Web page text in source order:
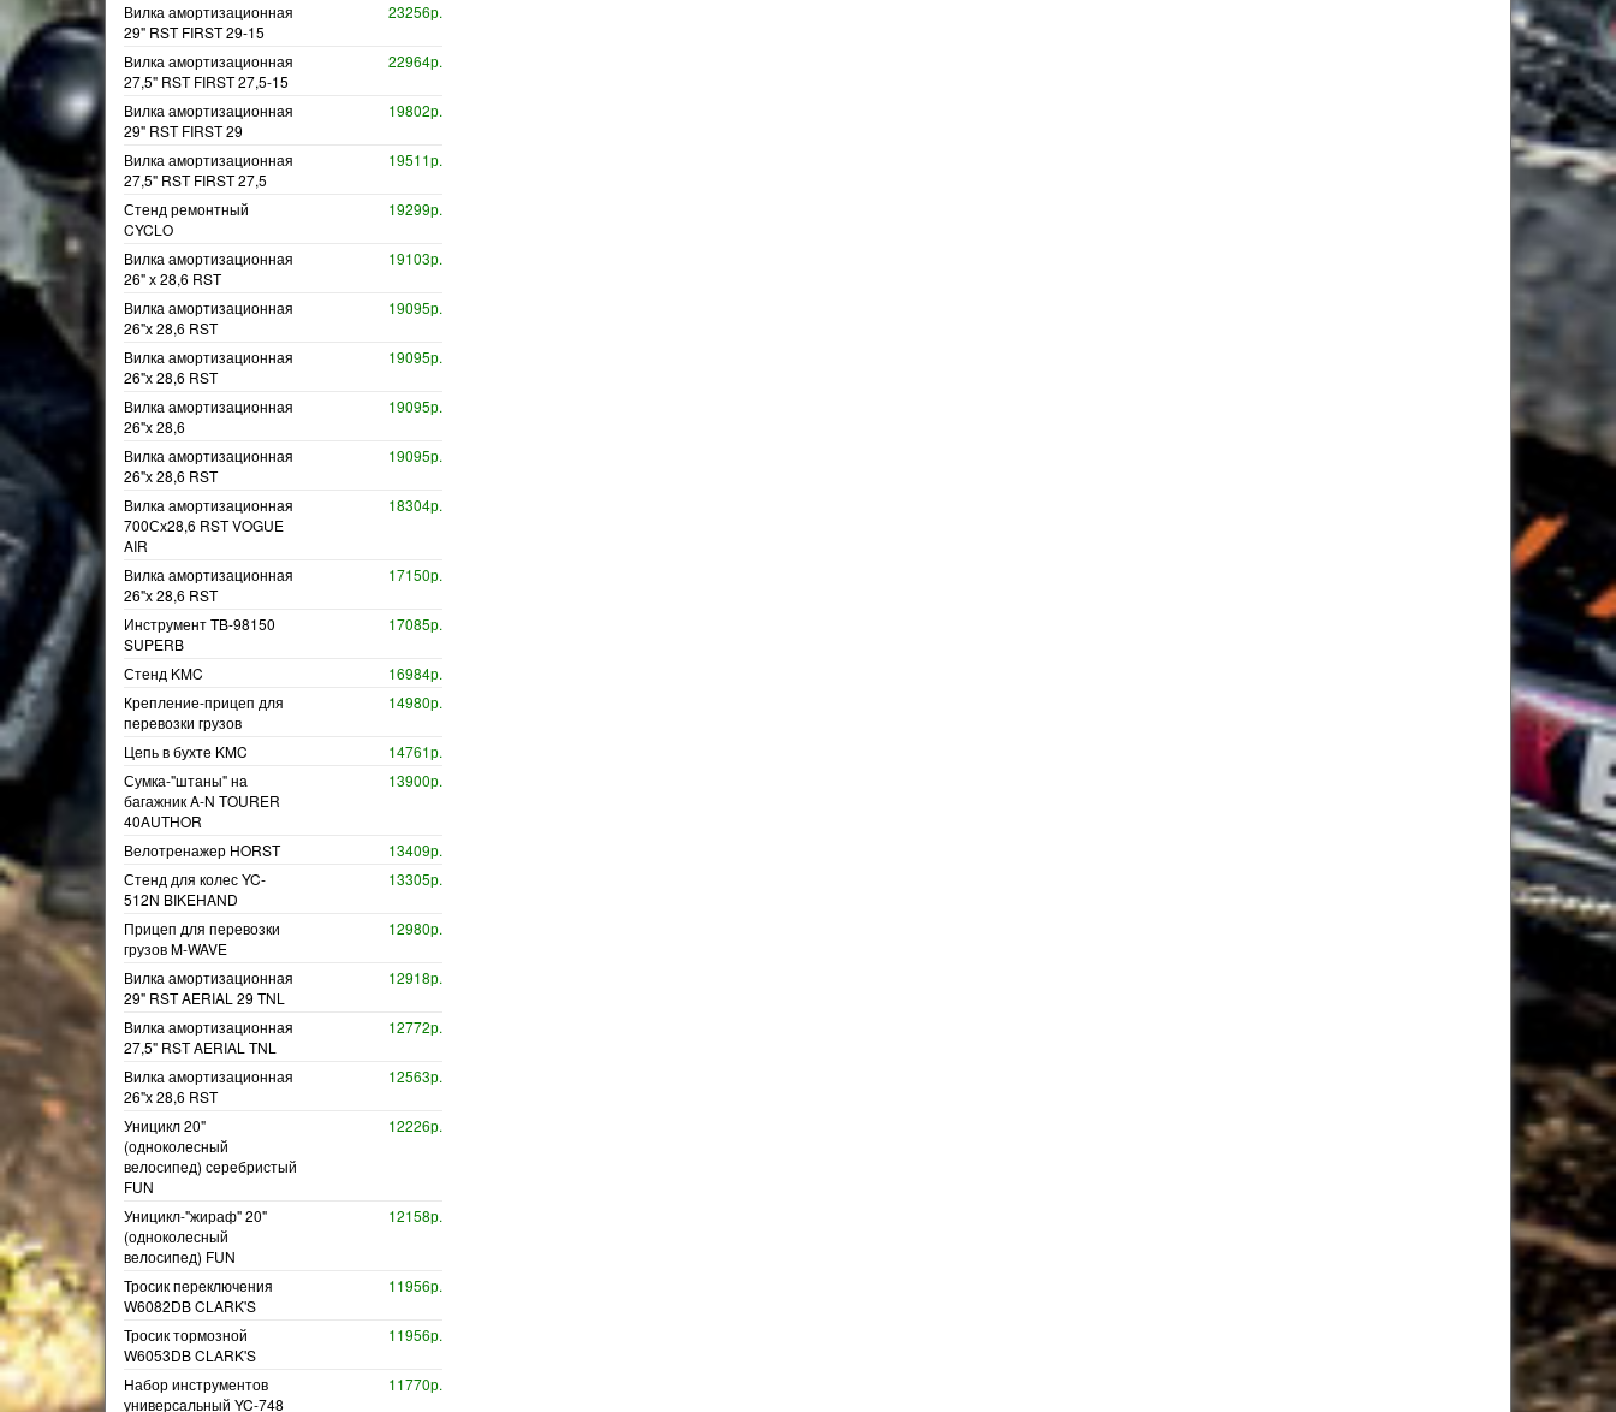
Вилка амортизационная
29" RST FIRST 29-15
23256р.
Вилка амортизационная
27,5" RST FIRST 27,5-15
22964р.
Вилка амортизационная
29" RST FIRST 29
19802р.
Вилка амортизационная
27,5" RST FIRST 27,5
19511р.
Стенд ремонтный
CYCLO
19299р.
Вилка амортизационная
26" х 28,6 RST
19103р.
Вилка амортизационная
26"х 28,6 RST
19095р.
Вилка амортизационная
26"х 28,6 RST
19095р.
Вилка амортизационная
26"х 28,6
19095р.
Вилка амортизационная
26"х 28,6 RST
19095р.
Вилка амортизационная
700Сх28,6 RST VOGUE
AIR
18304р.
Вилка амортизационная
26"х 28,6 RST
17150р.
Инструмент TB-98150
SUPERB
17085р.
Стенд KMC
16984р.
Крепление-прицеп для
перевозки грузов
14980р.
Цепь в бухте KMC
14761р.
Сумка-"штаны" на
багажник A-N TOURER
40AUTHOR
13900р.
Велотренажер HORST
13409р.
Стенд для колес YC-
512N BIKEHAND
13305р.
Прицеп для перевозки
грузов M-WAVE
12980р.
Вилка амортизационная
29" RST AERIAL 29 TNL
12918р.
Вилка амортизационная
27,5" RST AERIAL TNL
12772р.
Вилка амортизационная
26"х 28,6 RST
12563р.
Уницикл 20"
(одноколесный
велосипед) серебристый
FUN
12226р.
Уницикл-"жираф" 20"
(одноколесный
велосипед) FUN
12158р.
Тросик переключения
W6082DB CLARK'S
11956р.
Тросик тормозной
W6053DB CLARK'S
11956р.
Набор инструментов
универсальный YC-748
11770р.